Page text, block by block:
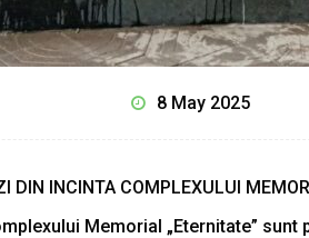
8 May 2025
DIN INCINTA COMPLEXULUI
Memorial „Eternitate” sunt